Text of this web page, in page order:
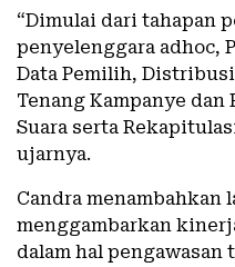
“Dimulai dari tahapan
penyelenggara adhoc,
Data Pemilih,
Tenang Kampanye
Suara serta
ujarnya.
Candra menambahkan
menggambarkan
dalam hal